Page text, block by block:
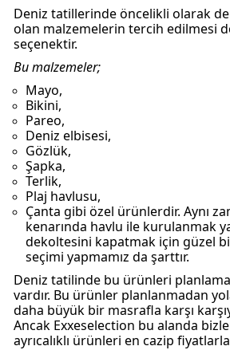
Deniz tatillerinde öncelikli olarak
olan malzemelerin tercih edilmesi
seçenektir.
Bu malzemeler;
Mayo,
Bikini,
Pareo,
Deniz elbisesi,
Gözlük,
Şapka,
Terlik,
Plaj havlusu,
Çanta gibi özel ürünlerdir. Aynı
kenarında havlu ile kurulanmak
dekoltesini kapatmak için güzel
seçimi yapmamız da şarttır.
Deniz tatilinde bu ürünleri
vardır. Bu ürünler planlanmadan
daha büyük bir masrafla karşı
Ancak Exxeselection bu alanda
ayrıcalıklı ürünleri en cazip